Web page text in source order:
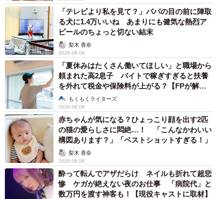
「テレビより私を見て？」パパの目の前に陣取
る犬に1.4万いいね あまりにも健気な熱烈ア
ピールのちょっと切ない結末
梨木 香奈
2026.08.08
「夏休みはたくさん働いてほしい」と職場から
頼まれた高2息子 バイトで稼ぎすぎると扶養
を外れて税金や保険料が上がる？【FPが解
説】もくもくライターズ
2026.08.08
赤ちゃんが気になる？ひょっこり顔を出す2匹
の猫の愛らしさに悶絶…！ 「こんなかわいい
構図あります？」「ベストショットすぎる！」
梨木 香奈
2026.08.08
酔って転んでアザだらけ ネイルも折れて超悲
惨 ケガが絶えない夜のお仕事 「病院代」と
数万円を渡す神客も！【現役キャストに取材】